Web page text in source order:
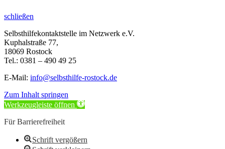
schließen
Selbsthilfekontaktstelle im Netzwerk e.V.
Kuphalstraße 77,
18069 Rostock
Tel.: 0381 – 490 49 25
E-Mail: info@selbsthilfe-rostock.de
Zum Inhalt springen
Werkzeugleiste öffnen
Für Barrierefreiheit
Schrift vergößern